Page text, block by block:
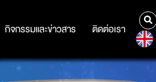
กิจกรรมและข่าวสาร ติดต่อเรา
กิจกรรมและข่าวสาร ติดต่อเรา